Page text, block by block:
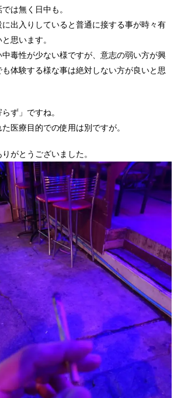
は無く日中も。
出入りしていると普通に接する事が時々有
思います。
毒性が少ない様ですが、意志の弱い方が興
体験する様な事は絶対しない方が良いと思
ず」ですね。
医療目的での使用は別ですが。
がとうございました。